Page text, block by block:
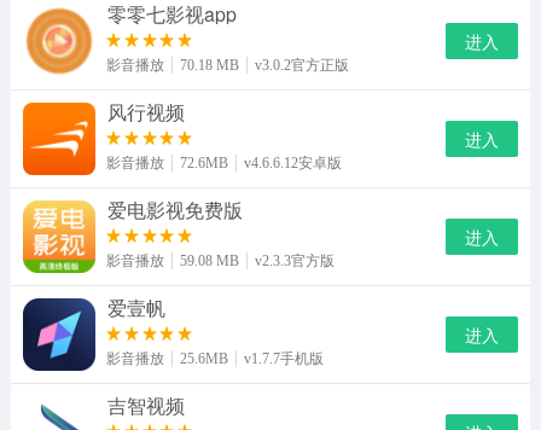
零零七影视app
影音播放 70.18 MB v3.0.2官方正版
进入
风行视频
影音播放 72.6MB v4.6.6.12安卓版
进入
爱电影视免费版
影音播放 59.08 MB v2.3.3官方版
进入
爱壹帆
影音播放 25.6MB v1.7.7手机版
进入
吉智视频